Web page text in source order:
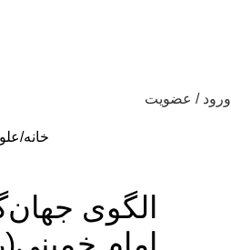
ورود / عضویت
خانه
الگوی